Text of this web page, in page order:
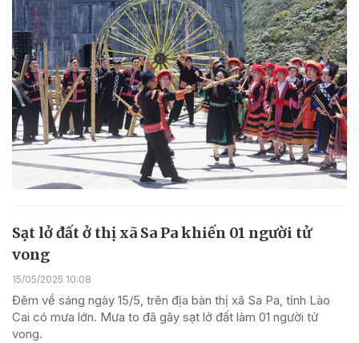
Sạt lở đất ở thị xã Sa Pa khiến 01 người tử
vong
15/05/2025 10:08
Đêm về sáng ngày 15/5, trên địa bàn thị xã Sa Pa, tỉnh Lào
Cai có mưa lớn. Mưa to đã gây sạt lở đất làm 01 người tử
vong.